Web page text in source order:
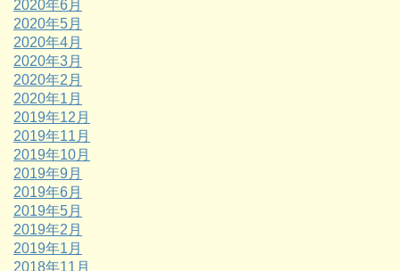
2020年6月
2020年5月
2020年4月
2020年3月
2020年2月
2020年1月
2019年12月
2019年11月
2019年10月
2019年9月
2019年6月
2019年5月
2019年2月
2019年1月
2018年11月